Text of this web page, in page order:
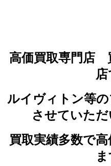
高価買取専門店
ルイヴィトン等
させていただ
買取実績多数で
ま